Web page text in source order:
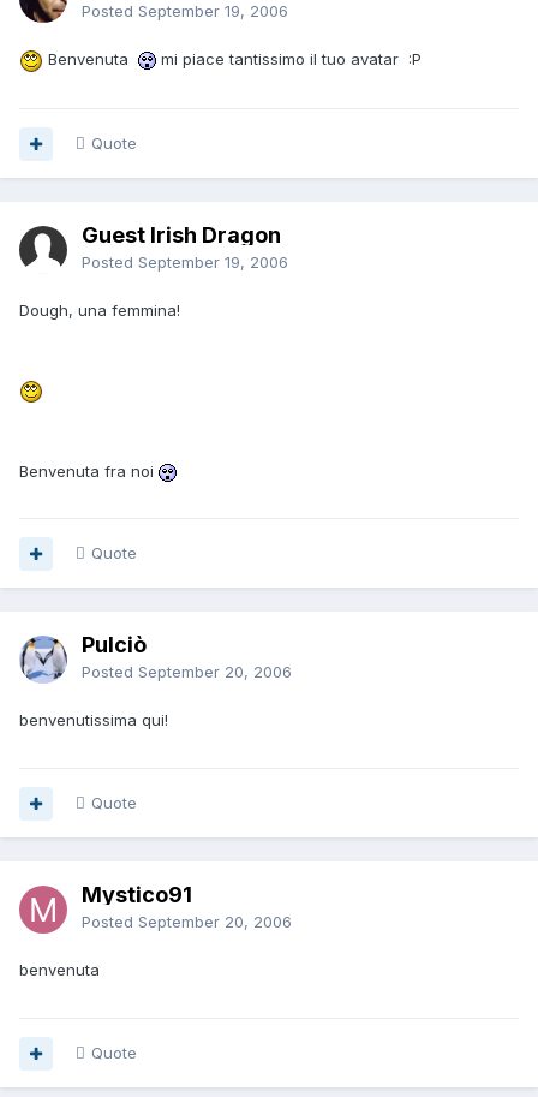
Posted September 19, 2006
Benvenuta mi piace tantissimo il tuo avatar :P
Quote
Guest Irish Dragon
Posted September 19, 2006
Dough, una femmina!
Benvenuta fra noi
Quote
Pulciò
Posted September 20, 2006
benvenutissima qui!
Quote
Mystico91
Posted September 20, 2006
benvenuta
Quote